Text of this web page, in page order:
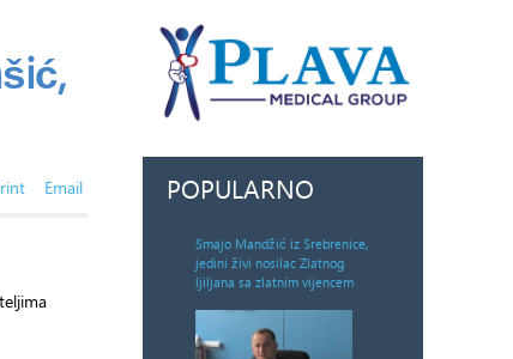
Email POPULARNO
Smajo Mandžić iz Srebrenice,
jedini živi nosilac Zlatnog
ljiljana sa zlatnim vijencem